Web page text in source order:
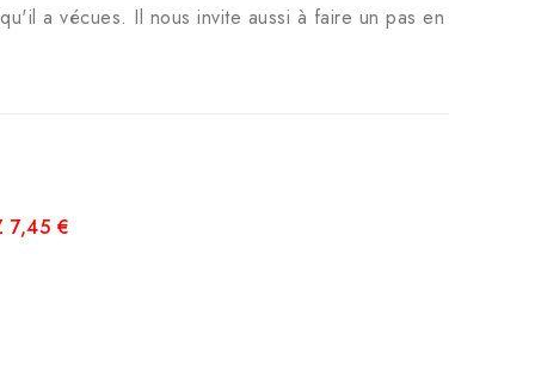
a vécues. Il nous invite aussi à faire un pas en
7,45 €